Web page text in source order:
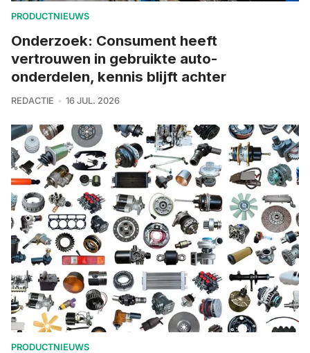
PRODUCTNIEUWS
Onderzoek: Consument heeft
vertrouwen in gebruikte auto-
onderdelen, kennis blijft achter
REDACTIE 16 JUL. 2026
PRODUCTNIEUWS